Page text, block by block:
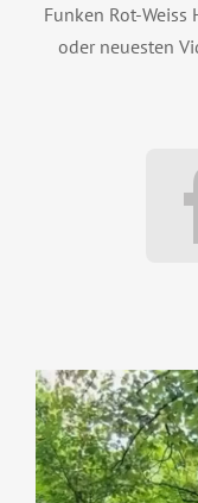
Funken Rot-Weiss
oder neuesten